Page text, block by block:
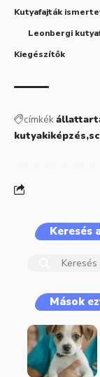
Kutyafajták
Leonbergi
Kiegészítők
címkék
kutyakiképzés
Keresés
Mások